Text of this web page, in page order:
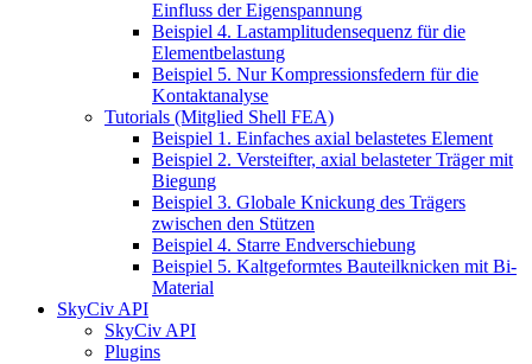
Einfluss der Eigenspannung
Beispiel 4. Lastamplitudensequenz für die
Elementbelastung
Beispiel 5. Nur Kompressionsfedern für die
Kontaktanalyse
Tutorials (Mitglied Shell FEA)
Beispiel 1. Einfaches axial belastetes Element
Beispiel 2. Versteifter, axial belasteter Träger mit
Biegung
Beispiel 3. Globale Knickung des Trägers
zwischen den Stützen
Beispiel 4. Starre Endverschiebung
Beispiel 5. Kaltgeformtes Bauteilknicken mit Bi-
Material
SkyCiv API
SkyCiv API
Plugins